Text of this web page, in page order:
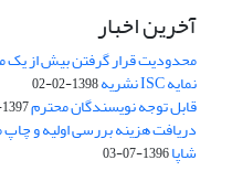
آخرین اخبار
محدودیت قرار گرفتن بیش از یک
نمایه ISC نشریه 1398-02-02
قابل توجه نویسندگان محترم1397-03-19
دریافت هزینه بررسی اولیه و چاپ
شاپا1396-07-03